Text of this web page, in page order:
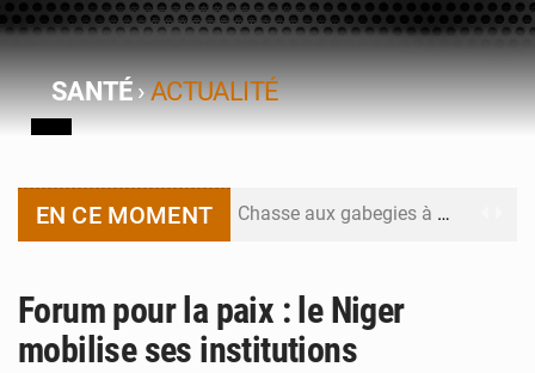
SANTÉ›ACTUALITÉ
EN CE MOMENT Chasse aux gabegies à Niamey : 74 milliards de FCFA recouvrés par la COLDEFF
Forum pour la paix : le Niger
mobilise ses institutions